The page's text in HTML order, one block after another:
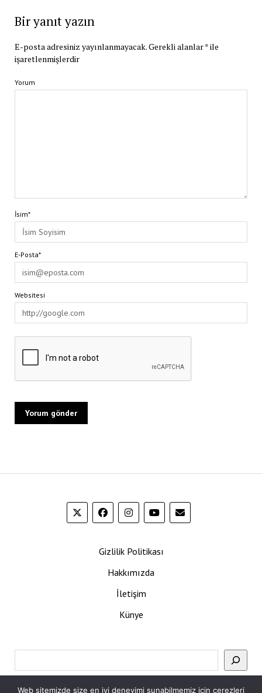
Bir yanıt yazın
E-posta adresiniz yayınlanmayacak.Gerekli alanlar*ile
işaretlenmişlerdir
Yorum
İsim*
E-Posta*
Websitesi
Gizlilik Politikası
Hakkımızda
İletişim
Künye
Web sitemizde size en iyi deneyimi sunabilmemiz için çerezleri